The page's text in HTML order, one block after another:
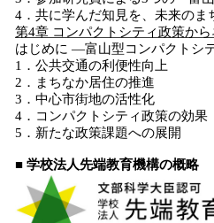
4．共に学んだ知見を、未来のま
第4章 コンパクトシティ政策か
はじめに ―富山型コンパクトシ
1．公共交通の利便性向上
2．まちなか居住の推進
3．中心市街地の活性化
4．コンパクトシティ政策の効果
5．新たな政策課題への展開
■ 学校法人先端教育機構の概略